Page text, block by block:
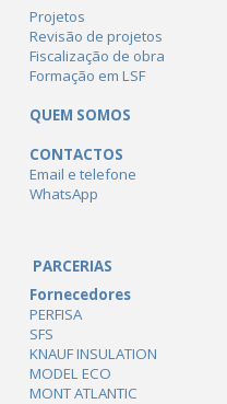
Projetos
Revisão de projetos
Fiscalização de obra
Formação em LSF
QUEM SOMOS
CONTACTOS
Email e telefone
WhatsApp
PARCERIAS
Fornecedores
PERFISA
SFS
KNAUF INSULATION
MODEL ECO
MONT ATLANTIC